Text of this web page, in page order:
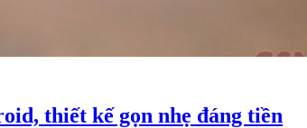
thiết kế gọn nhẹ đáng tiền